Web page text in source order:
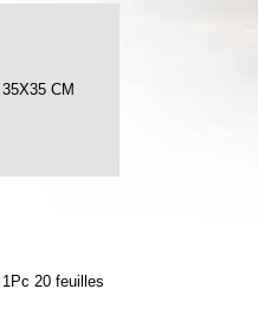
35X35 CM
1Pc 20 feuilles